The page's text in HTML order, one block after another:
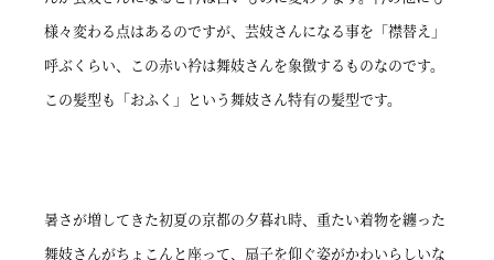
様々変わる点はあるのですが、芸妓さんになる事を「襟替え」
呼ぶくらい、この赤い衿は舞妓さんを象徴するものなのです。
この髪型も「おふく」という舞妓さん特有の髪型です。
暑さが増してきた初夏の京都の夕暮れ時、重たい着物を纏った
舞妓さんがちょこんと座って、扇子を仰ぐ姿がかわいらしいな